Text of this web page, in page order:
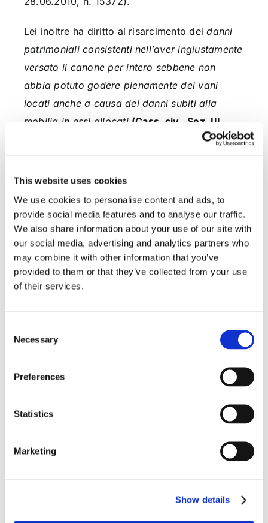
This website uses cookies
We use cookies to personalise content and ads, to
provide social media features and to analyse our traffic.
We also share information about your use of our site with
our social media, advertising and analytics partners who
may combine it with other information that you’ve
provided to them or that they’ve collected from your use
of their services.
Selection
Necessary
Preferences
Statistics
Marketing
Show details
Lei inoltre ha diritto al risarcimento dei danni
patrimoniali consistenti nell’aver ingiustamente
versato il canone per intero sebbene non
abbia potuto godere pienamente dei vani
locati anche a causa dei danni subiti alla
mobilia in essi allocati (Cass. civ., Sez. III,
quota parte di canone relativa ai vani di cui
Lei ha avuto una minore fruibilità per via delle
lamentate infiltrazioni dalla loro comparsa
fino alla totale rimozione.